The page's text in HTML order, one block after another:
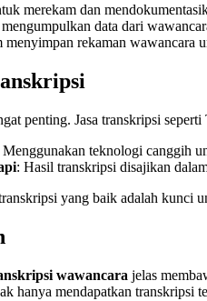
merekam dan
data dari
menyimpan rekaman wawancara
penting. Jasa transkripsi
Menggunakan teknologi canggih
: Hasil transkripsi disajikan
yang baik adalah kunci
wawancara jelas
hanya mendapatkan transkripsi